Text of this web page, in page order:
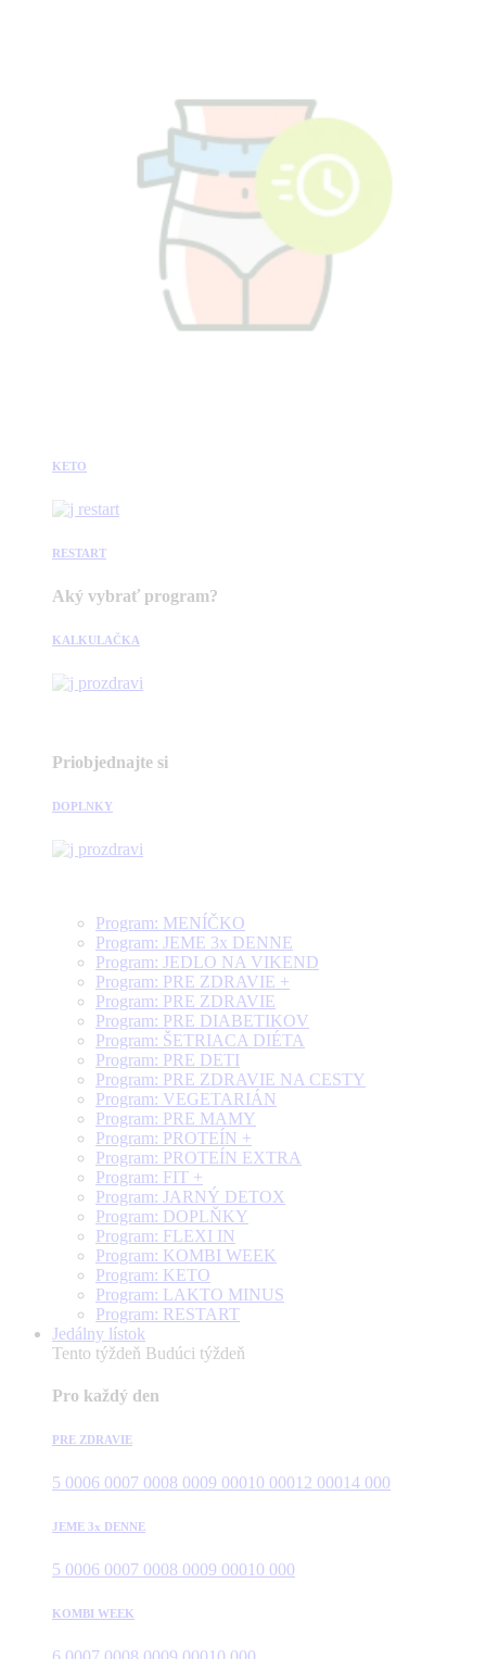
KETO
RESTART
Aký vybrať program?
KALKULAČKA
Priobjednajte si
DOPLNKY
Program: MENÍČKO
Program: JEME 3x DENNE
Program: JEDLO NA VIKEND
Program: PRE ZDRAVIE +
Program: PRE ZDRAVIE
Program: PRE DIABETIKOV
Program: ŠETRIACA DIÉTA
Program: PRE DETI
Program: PRE ZDRAVIE NA CESTY
Program: VEGETARIÁN
Program: PRE MAMY
Program: PROTEÍN +
Program: PROTEÍN EXTRA
Program: FIT +
Program: JARNÝ DETOX
Program: DOPLŇKY
Program: FLEXI IN
Program: KOMBI WEEK
Program: KETO
Program: LAKTO MINUS
Program: RESTART
Jedálny lístok
Tento týždeň Budúci týždeň
Pro každý den
PRE ZDRAVIE
5 0006 0007 0008 0009 00010 00012 00014 000
JEME 3x DENNE
5 0006 0007 0008 0009 00010 000
KOMBI WEEK